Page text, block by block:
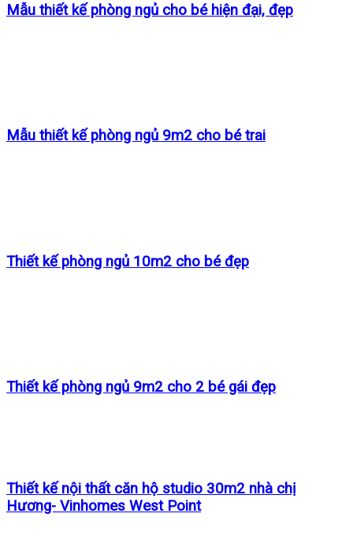
Mẫu thiết kế phòng ngủ cho bé hiện đại, đẹp
Mẫu thiết kế phòng ngủ 9m2 cho bé trai
Thiết kế phòng ngủ 10m2 cho bé đẹp
Thiết kế phòng ngủ 9m2 cho 2 bé gái đẹp
Thiết kế nội thất căn hộ studio 30m2 nhà chị
Hương- Vinhomes West Point